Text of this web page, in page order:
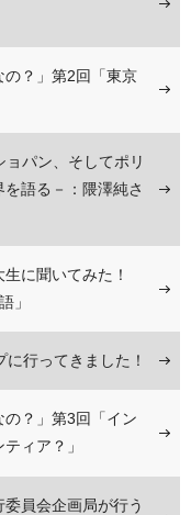
？」第2回「東京
パン、そしてポリ
語る－：隈澤純さ
に聞いてみた！
」
行ってきました！
？」第3回「イン
ィア？」
員会企画局が行う